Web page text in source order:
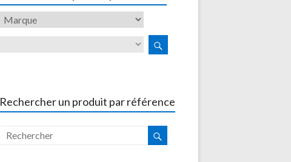
Rechercher un produit par référence